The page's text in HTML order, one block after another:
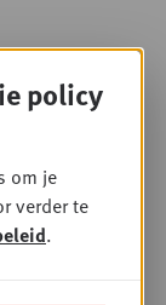
policy
om je
verder te
.